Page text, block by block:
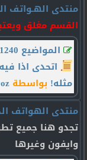
منتدى الهـواتف
القسم مغلق
المواضيع 1240
اتحدى اذا
مثله! بواسطة
منتدى الهواتف
تجدو هنا جميع
وايفون وغيرها